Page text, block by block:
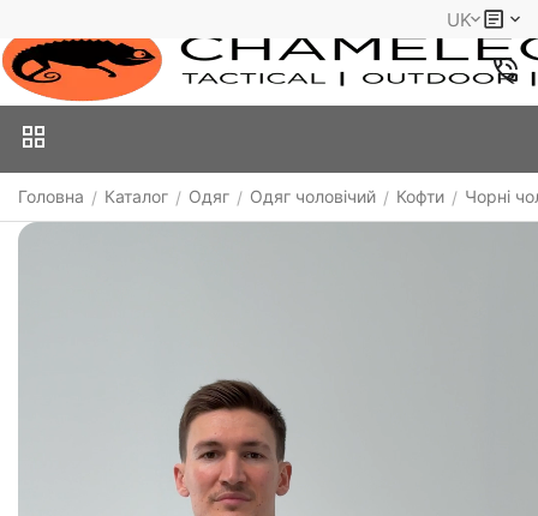
UK
Головна / Каталог / Одяг / Одяг чоловічий / Кофти / Чорні